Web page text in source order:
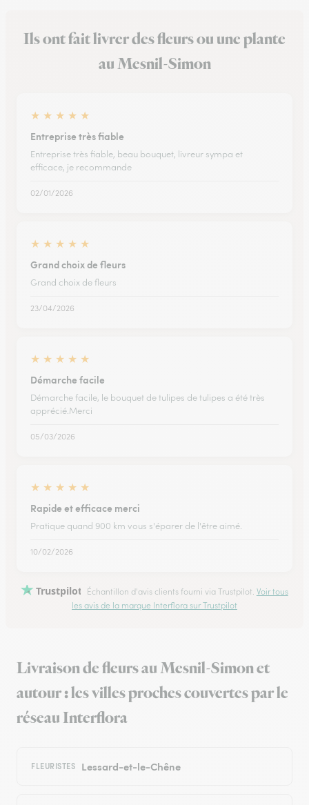
Ils ont fait livrer des fleurs ou une plante
au Mesnil-Simon
★ ★ ★ ★ ★
Entreprise très fiable
Entreprise très fiable, beau bouquet, livreur sympa et
efficace, je recommande
02/01/2026
★ ★ ★ ★ ★
Grand choix de fleurs
Grand choix de fleurs
23/04/2026
★ ★ ★ ★ ★
Démarche facile
Démarche facile, le bouquet de tulipes de tulipes a été très
apprécié.Merci
05/03/2026
★ ★ ★ ★ ★
Rapide et efficace merci
Pratique quand 900 km vous s'éparer de l'être aimé.
10/02/2026
Trustpilot Échantillon d'avis clients fourni via Trustpilot. Voir tous
les avis de la marque Interflora sur Trustpilot
Livraison de fleurs au Mesnil-Simon et
autour : les villes proches couvertes par le
réseau Interflora
FLEURISTES Lessard-et-le-Chêne